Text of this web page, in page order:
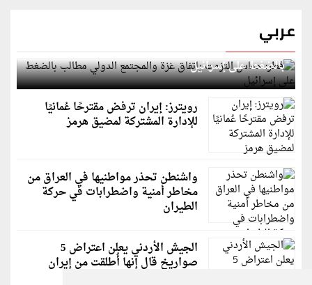
عربي
قطر: حماس التزمت باتفاق غزة والمجتمع الدولي مطالب
بالضغط على إسرائيل
رويترز: إيران ترفض مقترحًا عُمانيًا
للإدارة المشتركة لمضيق هرمز
واشنطن تحذر مواطنيها في العراق من
مخاطر أمنية واضطرابات في حركة
الطيران
الجيش الأردني يعلن اعتراض 5
صواريخ قال إنها أُطلقت من إيران